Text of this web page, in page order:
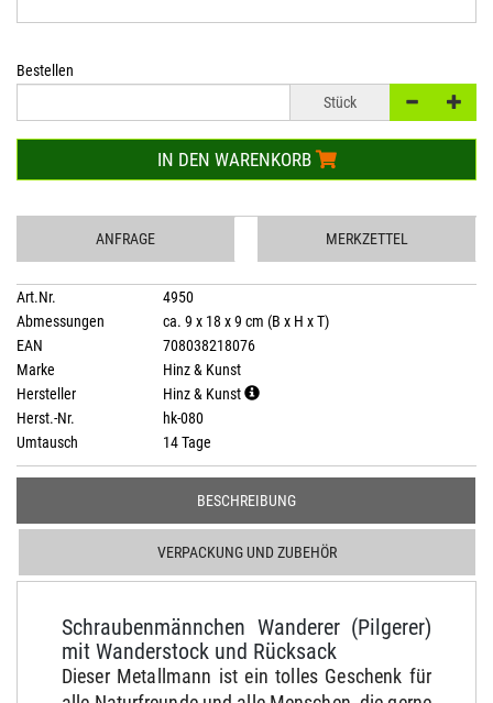
Bestellen
Stück
IN DEN WARENKORB
ANFRAGE MERKZETTEL
Art.Nr.
4950
Abmessungen
ca. 9 x 18 x 9 cm (B x H x T)
EAN
708038218076
Marke
Hinz & Kunst
Hersteller
Hinz & Kunst
Herst.-Nr.
hk-080
Umtausch
14 Tage
BESCHREIBUNG
VERPACKUNG UND ZUBEHÖR
Schraubenmännchen Wanderer (Pilgerer)
mit Wanderstock und Rücksack
Dieser Metallmann ist ein tolles Geschenk für